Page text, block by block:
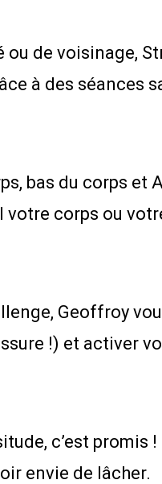
ou de voisinage,
à des séances
bas du corps et
votre corps ou
Geoffroy
!) et activer
c’est promis !
envie de lâcher.